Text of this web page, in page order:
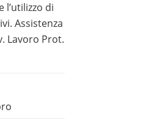
l’utilizzo di
Assistenza
Lavoro Prot.